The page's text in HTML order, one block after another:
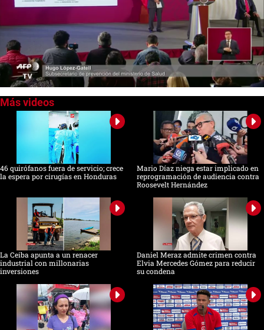
seconds
46 quirófanos fuera de servicio; crece
la espera por cirugías en Honduras
Mario Díaz niega estar implicado en
reprogramación de audiencia contra
Roosevelt Hernández
La Ceiba apunta a un renacer
industrial con millonarias
inversiones
Daniel Meraz admite crimen contra
Elvia Mercedes Gómez para reducir
su condena